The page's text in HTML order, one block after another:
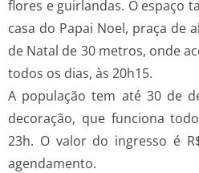
flores e guirlandas. O espaço
casa do Papai Noel, praça de
de Natal de 30 metros, onde
todos os dias, às 20h15.
A população tem até 30 de
decoração, que funciona
23h. O valor do ingresso é
agendamento.